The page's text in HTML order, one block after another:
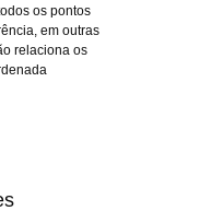
os pontos
em outras
relaciona os